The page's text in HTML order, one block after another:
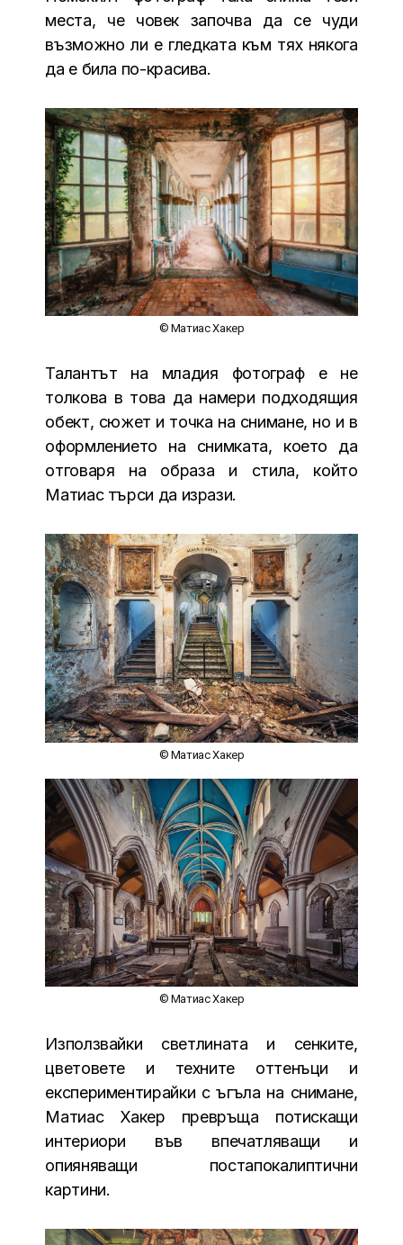
места, че човек започва да се чуди
възможно ли е гледката към тях някога
да е била по-красива.
© Матиас Хакер
Талантът на младия фотограф е не
толкова в това да намери подходящия
обект, сюжет и точка на снимане, но и в
оформлението на снимката, което да
отговаря на образа и стила, който
Матиас търси да изрази.
© Матиас Хакер
© Матиас Хакер
Използвайки светлината и сенките,
цветовете и техните оттенъци и
експериментирайки с ъгъла на снимане,
Матиас Хакер превръща потискащи
интериори във впечатляващи и
опияняващи постапокалиптични
картини.